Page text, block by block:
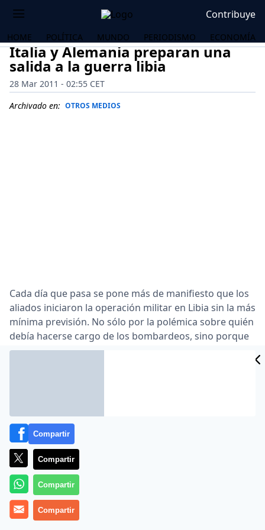
Contribuye
HOME POLÍTICA MUNDO PERIODISMO ECONOMÍA
Italia y Alemania preparan una
salida a la guerra libia
28 Mar 2011 - 02:55 CET
Archivado en: OTROS MEDIOS
Cada día que pasa se pone más de manifiesto que los
aliados iniciaron la operación militar en Libia sin la más
mínima previsión. No sólo por la polémica sobre quién
debía hacerse cargo de los bombardeos, sino porque
ninguno puede responder una semana después
Compartir
Compartir
Compartir
Compartir